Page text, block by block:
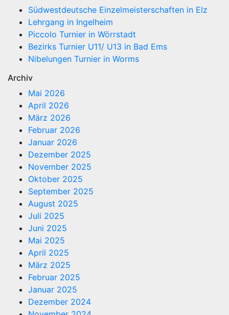
Südwestdeutsche Einzelmeisterschaften in Elz
Lehrgang in Ingelheim
Piccolo Turnier in Wörrstadt
Bezirks Turnier U11/ U13 in Bad Ems
Nibelungen Turnier in Worms
Archiv
Mai 2026
April 2026
März 2026
Februar 2026
Januar 2026
Dezember 2025
November 2025
Oktober 2025
September 2025
August 2025
Juli 2025
Juni 2025
Mai 2025
April 2025
März 2025
Februar 2025
Januar 2025
Dezember 2024